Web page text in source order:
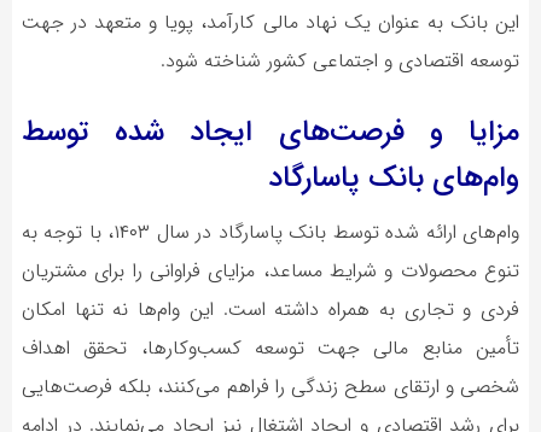
این بانک به عنوان یک نهاد مالی کارآمد، پویا و متعهد در جهت
توسعه اقتصادی و اجتماعی کشور شناخته شود.
مزایا و فرصت‌های ایجاد شده توسط
وام‌های بانک پاسارگاد
وام‌های ارائه شده توسط بانک پاسارگاد در سال ۱۴۰۳، با توجه به
تنوع محصولات و شرایط مساعد، مزایای فراوانی را برای مشتریان
فردی و تجاری به همراه داشته است. این وام‌ها نه تنها امکان
تأمین منابع مالی جهت توسعه کسب‌وکارها، تحقق اهداف
شخصی و ارتقای سطح زندگی را فراهم می‌کنند، بلکه فرصت‌هایی
برای رشد اقتصادی و ایجاد اشتغال نیز ایجاد می‌نمایند. در ادامه